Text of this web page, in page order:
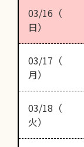
03/16（
日）
03/17（
月）
03/18（
火）